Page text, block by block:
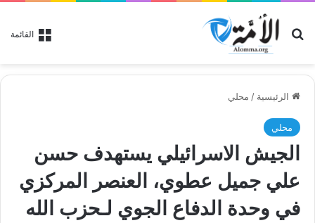
القائمة بحث عن
الرئيسية / محلي
محلي
الجيش الاسرائيلي يستهدف حسن
علي جميل عطوي، العنصر المركزي
في وحدة الدفاع الجوي لـحزب الله